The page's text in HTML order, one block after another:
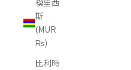
模里西
斯
(MUR
₨)
比利時